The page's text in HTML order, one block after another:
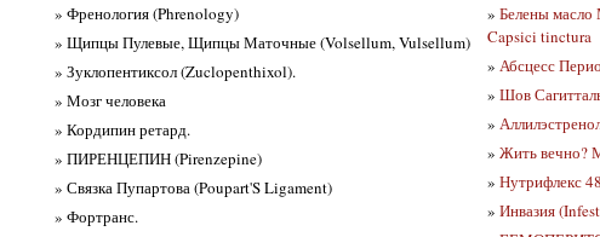
» Френология (Phrenology)
» Щипцы Пулевые, Щипцы Маточные (Volsellum, Vulsellum)
» Зуклопентиксол (Zuclopenthixol).
» Мозг человека
» Кордипин ретард.
» ПИРЕНЦЕПИН (Pirenzepine)
» Связка Пупартова (Poupart'S Ligament)
» Фортранс.
» Белены масло
Capsici tinctura
» Абсцесс
» Шов
»
» Жить вечно?
» Нутрифлекс
» Инвазия